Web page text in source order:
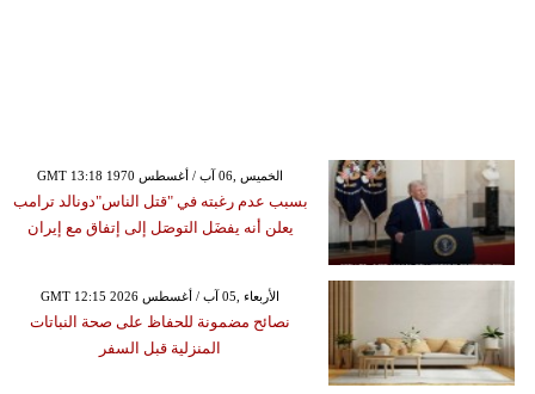
GMT 13:18 1970 الخميس ,06 آب / أغسطس
بسبب عدم رغبته في "قتل الناس"دونالد ترامب
يعلن أنه يفضَل التوصَل إلى إتفاق مع إيران
GMT 12:15 2026 الأربعاء ,05 آب / أغسطس
نصائح مضمونة للحفاظ على صحة النباتات
المنزلية قبل السفر